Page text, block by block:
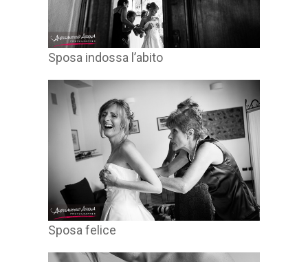
Sposa indossa l’abito
Sposa felice